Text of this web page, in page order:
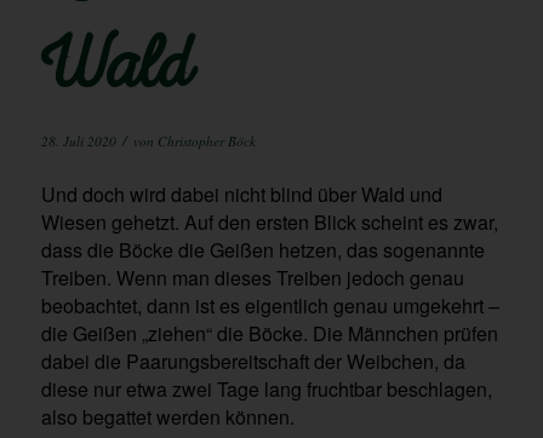
Wald
28. Juli 2020 / von Christopher Böck
Und doch wird dabei nicht blind über Wald und
Wiesen gehetzt. Auf den ersten Blick scheint es zwar,
dass die Böcke die Geißen hetzen, das sogenannte
Treiben. Wenn man dieses Treiben jedoch genau
beobachtet, dann ist es eigentlich genau umgekehrt –
die Geißen „ziehen“ die Böcke. Die Männchen prüfen
dabei die Paarungsbereitschaft der Weibchen, da
diese nur etwa zwei Tage lang fruchtbar beschlagen,
also begattet werden können.